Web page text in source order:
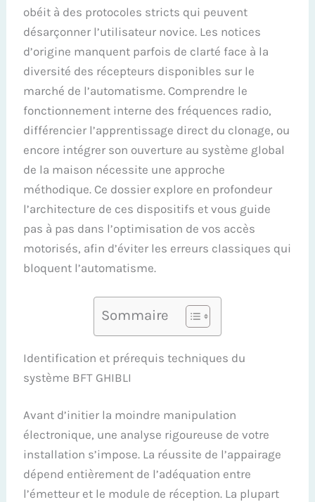
obéit à des protocoles stricts qui peuvent
désarçonner l’utilisateur novice. Les notices
d’origine manquent parfois de clarté face à la
diversité des récepteurs disponibles sur le
marché de l’automatisme. Comprendre le
fonctionnement interne des fréquences radio,
différencier l’apprentissage direct du clonage, ou
encore intégrer son ouverture au système global
de la maison nécessite une approche
méthodique. Ce dossier explore en profondeur
l’architecture de ces dispositifs et vous guide
pas à pas dans l’optimisation de vos accès
motorisés, afin d’éviter les erreurs classiques qui
bloquent l’automatisme.
Sommaire
Identification et prérequis techniques du
système BFT GHIBLI
Avant d’initier la moindre manipulation
électronique, une analyse rigoureuse de votre
installation s’impose. La réussite de l’appairage
dépend entièrement de l’adéquation entre
l’émetteur et le module de réception. La plupart